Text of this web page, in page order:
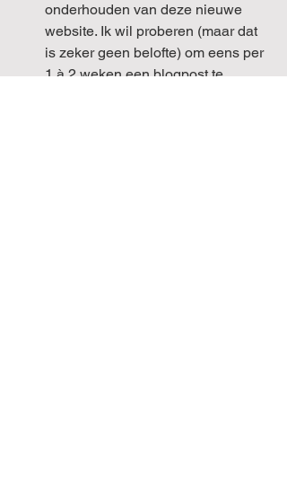
onderhouden van deze nieuwe
website. Ik wil proberen (maar dat
is zeker geen belofte) om eens per
1 à 2 weken een blogpost te